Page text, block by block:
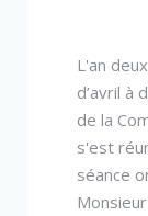
L'an
d’avril à
de la
s'est
séance